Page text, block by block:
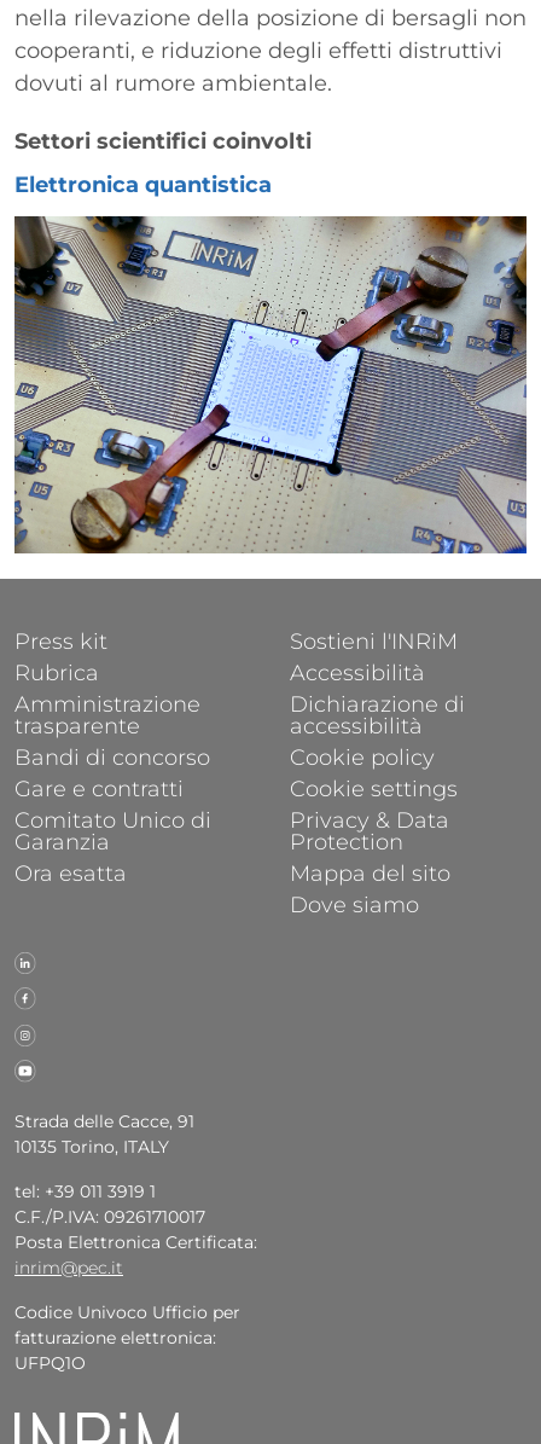
nella rilevazione della posizione di bersagli non
cooperanti, e riduzione degli effetti distruttivi
dovuti al rumore ambientale.
Settori scientifici coinvolti
Elettronica quantistica
Immagine
Strada delle Cacce, 91
10135 Torino, ITALY
tel: +39 011 3919 1
C.F./P.IVA: 09261710017
Posta Elettronica Certificata:
inrim@pec.it
Codice Univoco Ufficio per
fatturazione elettronica:
UFPQ1O
FOOTER 1
Press kit
Rubrica
Amministrazione
trasparente
Bandi di concorso
Gare e contratti
Comitato Unico di
Garanzia
Ora esatta
FOOTER 2
Sostieni l'INRiM
Accessibilità
Dichiarazione di
accessibilità
Cookie policy
Cookie settings
Privacy & Data
Protection
Mappa del sito
Dove siamo